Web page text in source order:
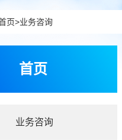
页>业务咨询
首页
业务咨询